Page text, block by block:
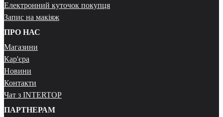
Електронний куточок покупця
Запис на макіяж
ПРО НАС
Магазини
Кар'єра
Новини
Контакти
Чат з INTERTOP
ПАРТНЕРАМ